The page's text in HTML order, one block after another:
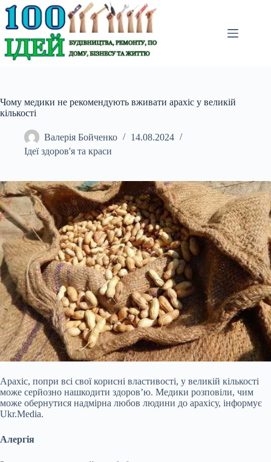
Перейти
до
вмісту
Чому медики не рекомендують вживати арахіс у великій
кількості
Валерія Бойченко
14.08.2024
Ідеї здоров'я та краси
Арахіс, попри всі свої корисні властивості, у великій кількості
може серйозно нашкодити здоров’ю. Медики розповіли, чим
може обернутися надмірна любов людини до арахісу, інформує
Ukr.Media.
Алергія